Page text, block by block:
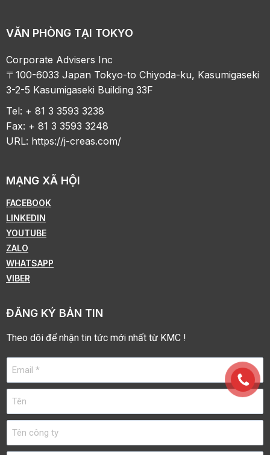
VĂN PHÒNG TẠI TOKYO
Corporate Advisers Inc
〒100-6033 Japan Tokyo-to Chiyoda-ku, Kasumigaseki
3-2-5 Kasumigaseki Building 33F
Tel: + 81 3 3593 3238
Fax: + 81 3 3593 3248
URL: https://j-creas.com/
MẠNG XÃ HỘI
FACEBOOK
LINKEDIN
YOUTUBE
ZALO
WHATSAPP
VIBER
ĐĂNG KÝ BẢN TIN
Theo dõi để nhận tin tức mới nhất từ KMC !